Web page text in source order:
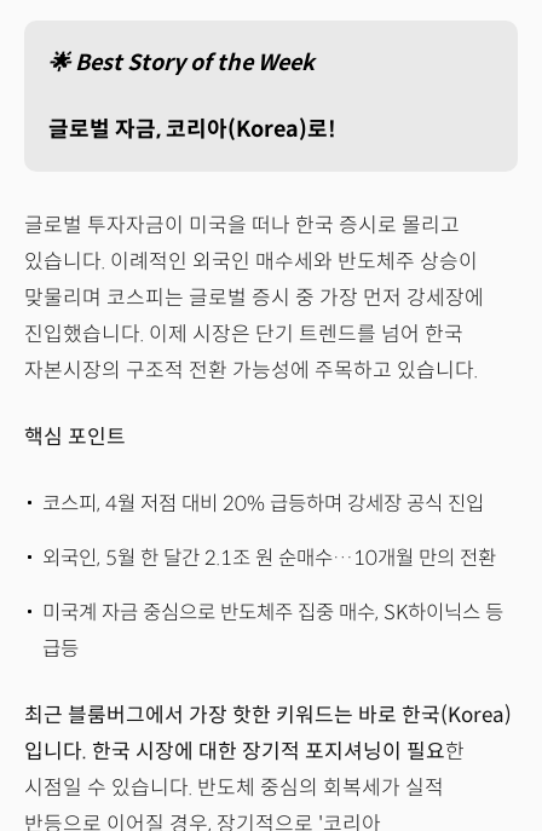
🌟 Best Story of the Week
글로벌 자금, 코리아(Korea)로!
글로벌 투자자금이 미국을 떠나 한국 증시로 몰리고
있습니다. 이례적인 외국인 매수세와 반도체주 상승이
맞물리며 코스피는 글로벌 증시 중 가장 먼저 강세장에
진입했습니다. 이제 시장은 단기 트렌드를 넘어 한국
자본시장의 구조적 전환 가능성에 주목하고 있습니다.
핵심 포인트
코스피, 4월 저점 대비 20% 급등하며 강세장 공식 진입
외국인, 5월 한 달간 2.1조 원 순매수…10개월 만의 전환
미국계 자금 중심으로 반도체주 집중 매수, SK하이닉스 등
급등
최근 블룸버그에서 가장 핫한 키워드는 바로 한국(Korea)
입니다. 한국 시장에 대한 장기적 포지셔닝이 필요한
시점일 수 있습니다. 반도체 중심의 회복세가 실적
반등으로 이어질 경우, 장기적으로 '코리아